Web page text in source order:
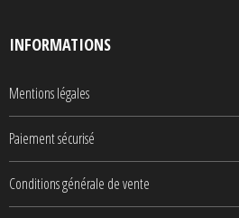
INFORMATIONS
Mentions légales
Paiement sécurisé
Conditions générale de vente